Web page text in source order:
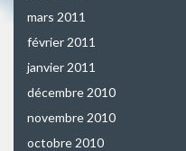
mars 2011
février 2011
janvier 2011
décembre 2010
novembre 2010
octobre 2010